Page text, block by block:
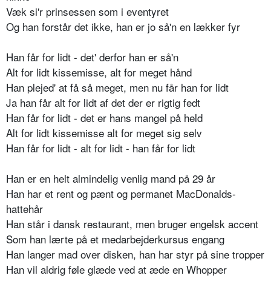
Væk si'r prinsessen som i eventyret
Og han forstår det ikke, han er jo så'n en lækker fyr
Han får for lidt - det' derfor han er så'n
Alt for lidt kissemisse, alt for meget hånd
Han plejed' at få så meget, men nu får han for lidt
Ja han får alt for lidt af det der er rigtig fedt
Han får for lidt - det er hans mangel på held
Alt for lidt kissemisse alt for meget sig selv
Han får for lidt - alt for lidt - han får for lidt
Han er en helt almindelig venlig mand på 29 år
Han har et rent og pænt og permanet MacDonalds-
hattehår
Han står i dansk restaurant, men bruger engelsk accent
Som han lærte på et medarbejderkursus engang
Han langer mad over disken, han har styr på sine tropper
Han vil aldrig føle glæde ved at æde en Whopper